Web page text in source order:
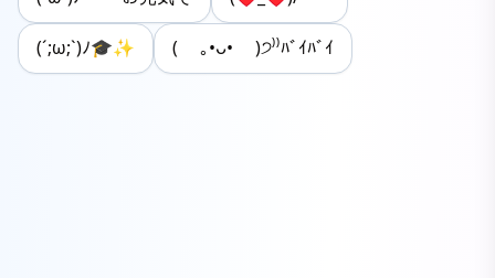
(´;ω;`)ﾉ🎓✨ ( ｡•ᴗ• )੭⁾⁾ﾊﾞｲﾊﾞｲ